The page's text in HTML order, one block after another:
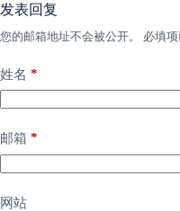
发表回复
您的邮箱地址不会被公开。 必填项
姓名 *
邮箱 *
网站